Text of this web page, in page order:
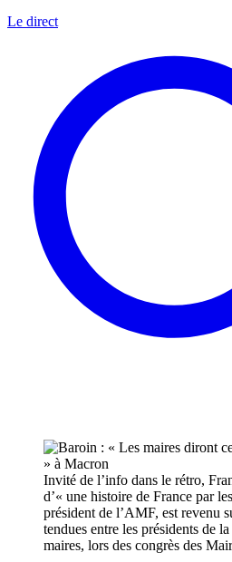
Le direct
Invité de l’info dans le rétro,
d’« une histoire de France par
président de l’AMF, est revenu
tendues entre les présidents de
maires, lors des congrès des